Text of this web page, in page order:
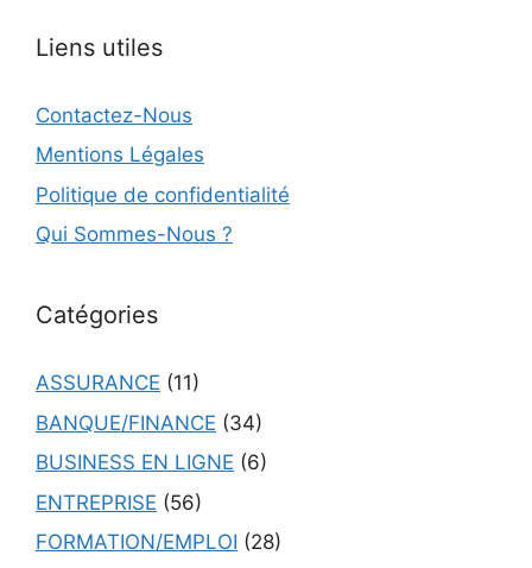
Liens utiles
Contactez-Nous
Mentions Légales
Politique de confidentialité
Qui Sommes-Nous ?
Catégories
ASSURANCE (11)
BANQUE/FINANCE (34)
BUSINESS EN LIGNE (6)
ENTREPRISE (56)
FORMATION/EMPLOI (28)